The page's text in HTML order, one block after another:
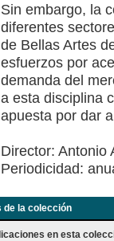
Sin embargo, la
diferentes
de Bellas Artes
esfuerzos por
demanda del
a esta disciplina
apuesta por dar
Director: Antonio
Periodicidad:
de la colección
en esta